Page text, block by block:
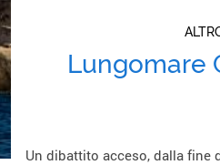
Lungomare
Un dibattito acceso, dalla fine